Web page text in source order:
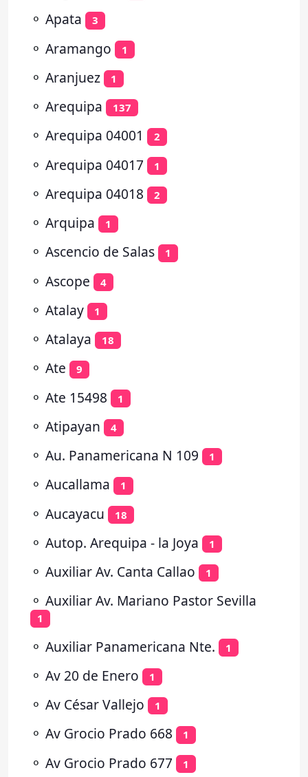
⚬ Apata 3
⚬ Aramango 1
⚬ Aranjuez 1
⚬ Arequipa 137
⚬ Arequipa 04001 2
⚬ Arequipa 04017 1
⚬ Arequipa 04018 2
⚬ Arquipa 1
⚬ Ascencio de Salas 1
⚬ Ascope 4
⚬ Atalay 1
⚬ Atalaya 18
⚬ Ate 9
⚬ Ate 15498 1
⚬ Atipayan 4
⚬ Au. Panamericana N 109 1
⚬ Aucallama 1
⚬ Aucayacu 18
⚬ Autop. Arequipa - la Joya 1
⚬ Auxiliar Av. Canta Callao 1
⚬ Auxiliar Av. Mariano Pastor Sevilla
1
⚬ Auxiliar Panamericana Nte. 1
⚬ Av 20 de Enero 1
⚬ Av César Vallejo 1
⚬ Av Grocio Prado 668 1
⚬ Av Grocio Prado 677 1